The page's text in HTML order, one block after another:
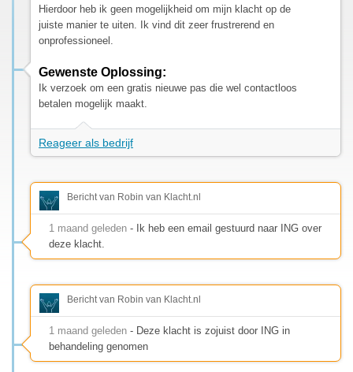
Hierdoor heb ik geen mogelijkheid om mijn klacht op de
juiste manier te uiten. Ik vind dit zeer frustrerend en
onprofessioneel.
Gewenste Oplossing:
Ik verzoek om een gratis nieuwe pas die wel contactloos
betalen mogelijk maakt.
Reageer als bedrijf
Bericht van Robin van Klacht.nl
1 maand geleden - Ik heb een email gestuurd naar ING over
deze klacht.
Bericht van Robin van Klacht.nl
1 maand geleden - Deze klacht is zojuist door ING in
behandeling genomen